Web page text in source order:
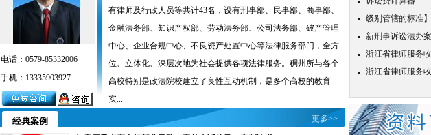
电话：0579-85332006
手机：13335903927
有律师及行政人员等共计43名，设有刑事部、民事部、商事部、
金融法务部、知识产权部、劳动法务部、公司法务部、破产管理
中心、企业合规中心、不良资产处置中心等法律服务部门，全方
位、立体化、深层次地为社会提供各项法律服务。稠州所与各个
高校特别是政法院校建立了良性互动机制，是多个高校的教育
实...
经典案例 更多>>